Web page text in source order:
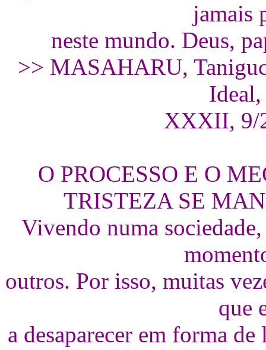
jamais
neste mundo. Deus,
>> MASAHARU,
XXXII, 9/
O PROCESSO E O
TRISTEZA SE
Vivendo numa
outros. Por isso, muitas
que
a desaparecer em forma